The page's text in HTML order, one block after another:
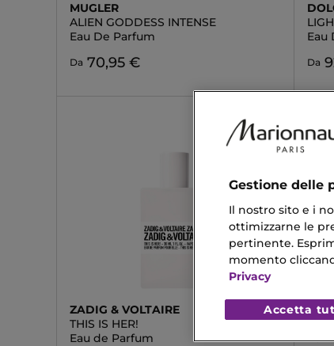
MUGLER
ALIEN GODDESS INTENSE
Eau De Parfum
Da 70,95 €
Eau
Da
ZADIG & VOLTAIRE
THIS IS HER!
Eau de Parfum
TOM
Gestione delle
Il nostro sito e i
ottimizzarne le
pertinente.
momento
Privacy
Accetta